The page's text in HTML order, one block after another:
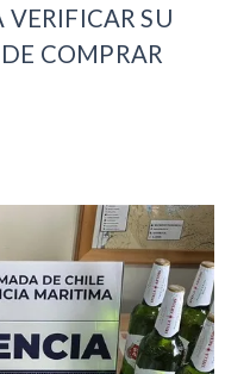
VERIFICAR SU
COMPRAR